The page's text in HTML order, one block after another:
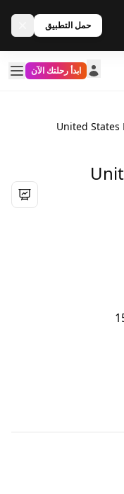
حمل التطبيق
ابدأ رحلتك الآن
United